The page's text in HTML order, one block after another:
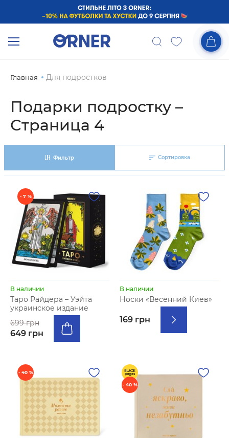
Главная Для подростков
Подарки подростку –
Страница 4
Фильтр Сортировка
- 7 %
В наличии
Таро Райдера – Уэйта
украинское издание
699 грн
649 грн
В наличии
Носки «Весенний Киев»
169 грн
- 40 %
- 40 %